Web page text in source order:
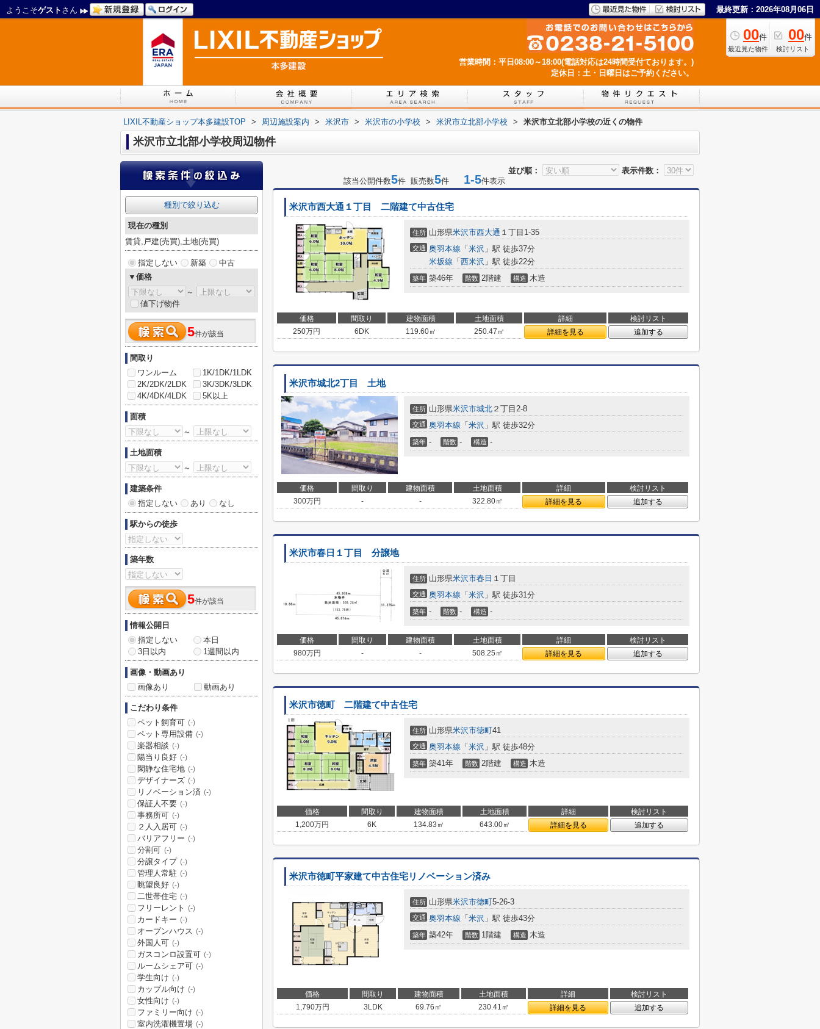
ようこそゲスト さん 最終更新：2026年08月06日
00件
最近見た物件
00件
検討リスト
営業時間：平日08:00～18:00(電話対応は24時間受付ております。)
定休日：土・日曜日はご予約ください。
LIXIL不動産ショップ本多建設TOP > 周辺施設案内 > 米沢市 > 米沢市の小学校 > 米沢市立北部小学校 > 米沢市立北部小学校の近くの物件
米沢市立北部小学校周辺物件
並び順：
表示件数：
該当公開件数5件 販売数5件 1-5件表示
米沢市西大通１丁目 二階建て中古住宅
住所 山形県米沢市西大通 １丁目1-35
交通 奥羽本線 「 米沢 」駅 徒歩37分
米坂線 「 西米沢 」駅 徒歩22分
築年 築46年 階数 2階建 構造 木造
価格 間取り 建物面積 土地面積 詳細
検討リスト
250万円 6DK 119.60㎡ 250.47㎡ 詳細を見る 追加する
米沢市城北2丁目 土地
住所 山形県米沢市城北 ２丁目2-8
交通 奥羽本線 「 米沢 」駅 徒歩32分
築年 - 階数 - 構造 -
価格 間取り 建物面積 土地面積 詳細
検討リスト
300万円 - - 322.80㎡ 詳細を見る 追加する
米沢市春日１丁目 分譲地
住所 山形県米沢市春日 １丁目
交通 奥羽本線 「 米沢 」駅 徒歩31分
築年 - 階数 - 構造 -
価格 間取り 建物面積 土地面積 詳細
検討リスト
980万円 - - 508.25㎡ 詳細を見る 追加する
米沢市徳町 二階建て中古住宅
住所 山形県米沢市徳町41
交通 奥羽本線 「 米沢 」駅 徒歩48分
築年 築41年 階数 2階建 構造 木造
価格 間取り 建物面積 土地面積 詳細
検討リスト
1,200万円 6K 134.83㎡ 643.00㎡ 詳細を見る 追加する
米沢市徳町平家建て中古住宅リノベーション済み
住所 山形県米沢市徳町5-26-3
交通 奥羽本線 「 米沢 」駅 徒歩43分
築年 築42年 階数 1階建 構造 木造
価格 間取り 建物面積 土地面積 詳細
検討リスト
1,790万円 3LDK 69.76㎡ 230.41㎡ 詳細を見る 追加する
種別で絞り込む
現在の種別
賃貸,戸建(売買),土地(売買)
指定しない 新築
中古
▼価格
～
値下げ物件
5件が該当
間取り
ワンルーム
1K/1DK/1LDK
2K/2DK/2LDK
3K/3DK/3LDK
4K/4DK/4LDK
5K以上
面積
～
土地面積
～
建築条件
指定しない
あり なし
駅からの徒歩
築年数
5件が該当
情報公開日
指定しない
本日
3日以内
1週間以内
画像・動画あり
画像あり
動画あり
こだわり条件
ペット飼育可 (-)
ペット専用設備 (-)
楽器相談 (-)
陽当り良好 (-)
閑静な住宅地 (-)
デザイナーズ (-)
リノベーション済 (-)
保証人不要 (-)
事務所可 (-)
２人入居可 (-)
バリアフリー (-)
分割可 (-)
分譲タイプ (-)
管理人常駐 (-)
眺望良好 (-)
二世帯住宅 (-)
フリーレント (-)
カードキー (-)
オープンハウス (-)
外国人可 (-)
ガスコンロ設置可 (-)
ルームシェア可 (-)
学生向け (-)
カップル向け (-)
女性向け (-)
ファミリー向け (-)
室内洗濯機置場 (-)